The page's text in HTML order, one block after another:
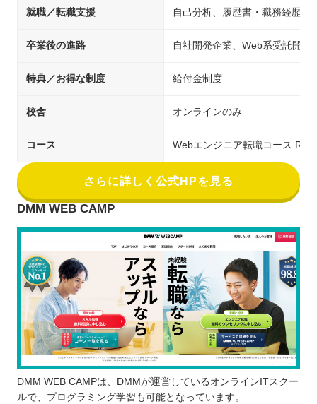
就職／転職支援 自己分析、履歴書・職務経歴書
卒業後の進路 自社開発企業、Web系受託開
特典／お得な制度 給付金制度
校舎 オンラインのみ
コース Webエンジニア転職コース
さらに詳しく公式HPを見る
DMM WEB CAMP
DMM WEB CAMPは、DMMが運営しているオンラインITスクー
ルで、プログラミング学習も可能となっています。